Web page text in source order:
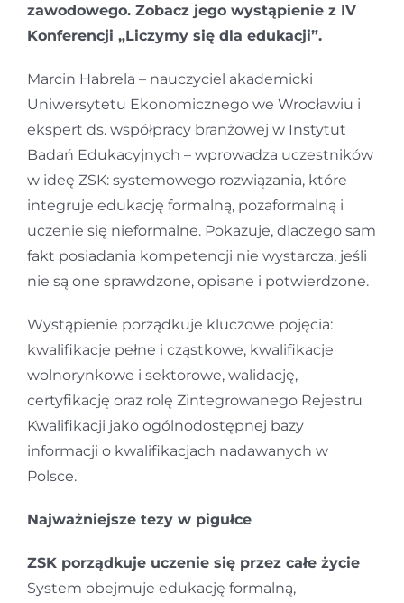
zawodowego. Zobacz jego wystąpienie z IV
Konferencji „Liczymy się dla edukacji”.
Marcin Habrela – nauczyciel akademicki
Uniwersytetu Ekonomicznego we Wrocławiu i
ekspert ds. współpracy branżowej w Instytut
Badań Edukacyjnych – wprowadza uczestników
w ideę ZSK: systemowego rozwiązania, które
integruje edukację formalną, pozaformalną i
uczenie się nieformalne. Pokazuje, dlaczego sam
fakt posiadania kompetencji nie wystarcza, jeśli
nie są one sprawdzone, opisane i potwierdzone.
Wystąpienie porządkuje kluczowe pojęcia:
kwalifikacje pełne i cząstkowe, kwalifikacje
wolnorynkowe i sektorowe, walidację,
certyfikację oraz rolę Zintegrowanego Rejestru
Kwalifikacji jako ogólnodostępnej bazy
informacji o kwalifikacjach nadawanych w
Polsce.
Najważniejsze tezy w pigułce
ZSK porządkuje uczenie się przez całe życie
System obejmuje edukację formalną,